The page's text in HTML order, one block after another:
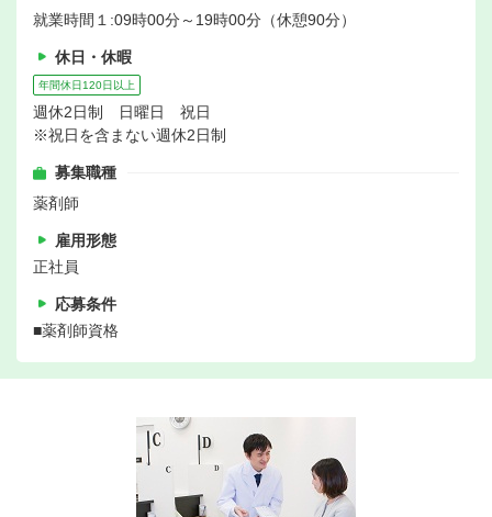
就業時間１:09時00分～19時00分（休憩90分）
休日・休暇
年間休日120日以上
週休2日制 日曜日 祝日
※祝日を含まない週休2日制
募集職種
薬剤師
雇用形態
正社員
応募条件
■薬剤師資格